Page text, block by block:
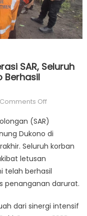
SAR, Seluruh
Berhasil
Comments Offon
Rescue
NHM
Gabung
SAR,
Seluruh
Erupsi
(SAR)
Dukono di
Seluruh korban
letusan
telah berhasil
penanganan darurat.
dari sinergi intensif